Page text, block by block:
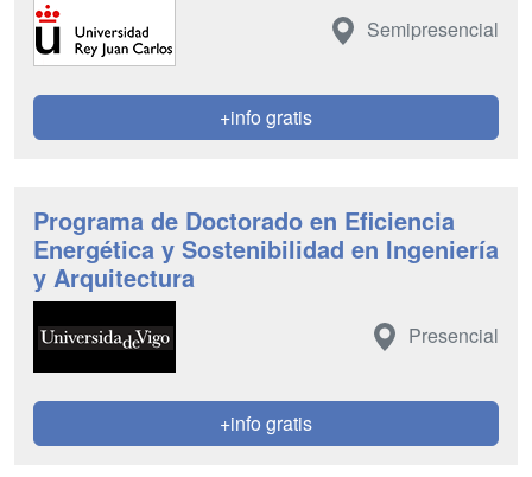
Semipresencial
+info gratis
Programa de Doctorado en Eficiencia
Energética y Sostenibilidad en Ingeniería
y Arquitectura
Presencial
+info gratis